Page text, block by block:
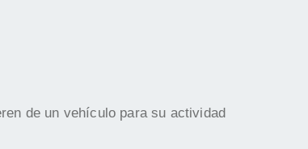
de un vehículo para su actividad